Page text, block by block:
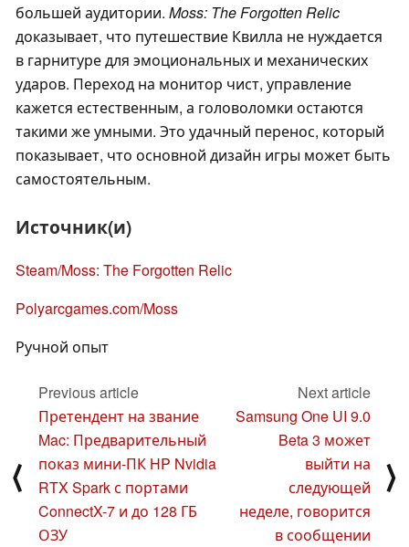
большей аудитории. Moss: The Forgotten Relic
доказывает, что путешествие Квилла не нуждается
в гарнитуре для эмоциональных и механических
ударов. Переход на монитор чист, управление
кажется естественным, а головоломки остаются
такими же умными. Это удачный перенос, который
показывает, что основной дизайн игры может быть
самостоятельным.
Источник(и)
Steam/Moss: The Forgotten Relic
Polyarcgames.com/Moss
Ручной опыт
⟨
Previous article
Претендент на звание
Mac: Предварительный
показ мини-ПК HP Nvidia
RTX Spark с портами
ConnectX-7 и до 128 ГБ
ОЗУ
Next article
Samsung One UI 9.0
Beta 3 может
выйти на
следующей
неделе, говорится
в сообщении
⟩